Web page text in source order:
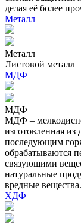
делая её более
Металл
Металл
Листовой металл
МДФ
МДФ
МДФ –
изготовленная
последующим
обрабатываются
связующими
натуральные
вредные вещества.
ХДФ